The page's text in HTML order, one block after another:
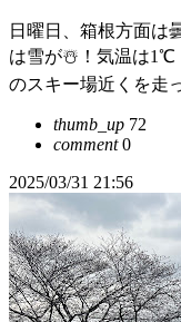
日曜日、箱根方面は
は雪が☃️！気温は1℃
のスキー場近くを走
thumb_up 72
comment0
2025/03/31 21:56